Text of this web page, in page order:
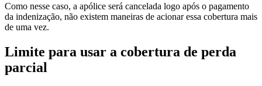
Como nesse caso, a apólice será cancelada logo após o pagamento
da indenização, não existem maneiras de acionar essa cobertura mais
de uma vez.
Limite para usar a cobertura de perda
parcial